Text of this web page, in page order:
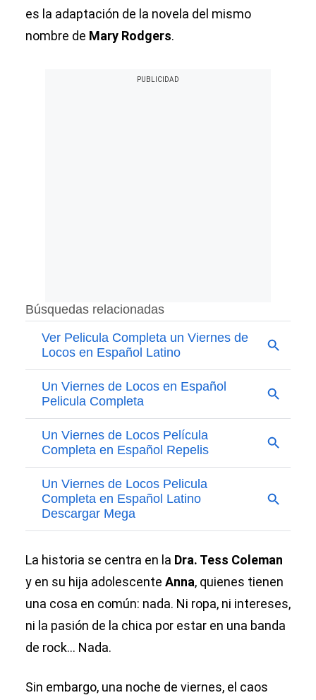
es la adaptación de la novela del mismo
nombre de Mary Rodgers.
La historia se centra en la Dra. Tess Coleman
y en su hija adolescente Anna, quienes tienen
una cosa en común: nada. Ni ropa, ni intereses,
ni la pasión de la chica por estar en una banda
de rock... Nada.
Sin embargo, una noche de viernes, el caos